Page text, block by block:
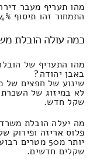
מהו תעריף מעבר
התמחור זהו תיסוף 14% וזה מגיע עד 11%.
כמה עולה הובלת
מהו התעריף של
באבן יהודה?
שינוע של חפצים של
שקל חדש.
מה יעלה הובלת
פלוס אריזה
שקלים חדשים.